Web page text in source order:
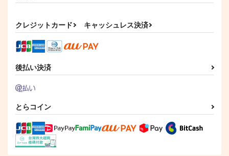
addict
787円 （税込）
冨岡義勇×竈門炭治郎
作品詳細
のんべんだらり。
787 （税込）
冨岡義勇×竈門炭治郎
作品詳細 作品詳細
クレジットカード キャッシュレス決済
後払い決済
とらコイン